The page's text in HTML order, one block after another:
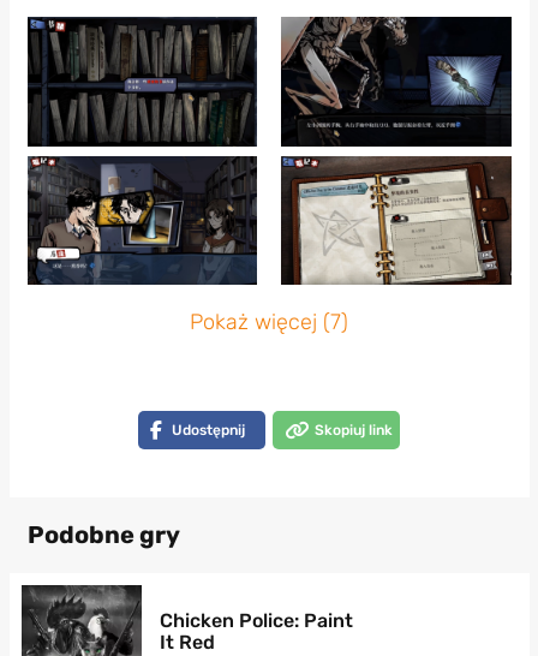
Pokaż więcej (7)
Udostępnij Skopiuj link
Podobne gry
Chicken Police: Paint
It Red